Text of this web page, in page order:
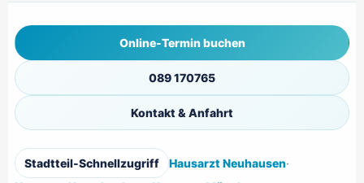
Online-Termin buchen
089 170765
Kontakt & Anfahrt
Stadtteil-Schnellzugriff Hausarzt Neuhausen·